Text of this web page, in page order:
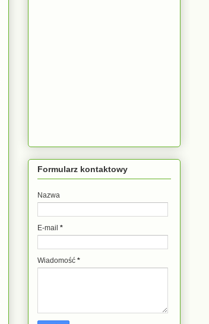
Formularz kontaktowy
Nazwa
E-mail *
Wiadomość *